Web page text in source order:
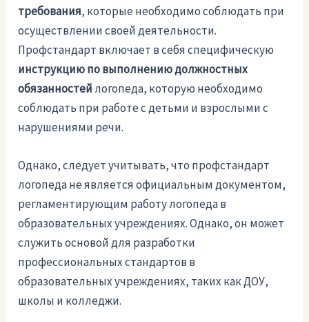
требования, которые необходимо соблюдать при
осуществлении своей деятельности.
Профстандарт включает в себя специфическую
инструкцию по выполнению должностных
обязанностейлогопеда, которую необходимо
соблюдать при работе с детьми и взрослыми с
нарушениями речи.
Однако, следует учитывать, что профстандарт
логопеда не является официальным документом,
регламентирующим работу логопеда в
образовательных учреждениях. Однако, он может
служить основой для разработки
профессиональных стандартов в
образовательных учреждениях, таких как ДОУ,
школы и колледжи.